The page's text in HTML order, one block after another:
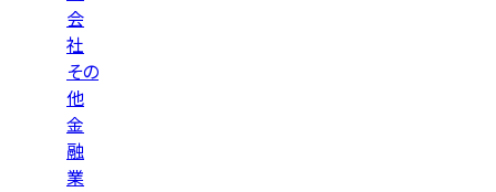
会
社
その
他
金
融
業